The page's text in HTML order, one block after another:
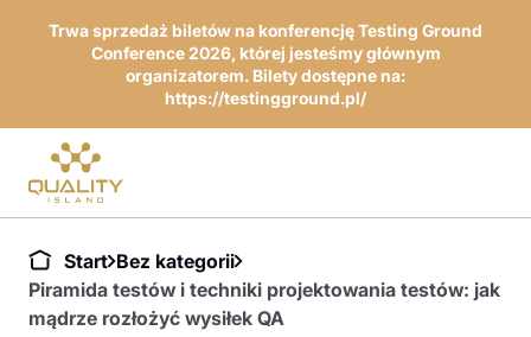
Trwa sprzedaż biletów na konferencję Testing Ground
Conference 2026, której jesteśmy głównym
organizatorem. Bilety dostępne na:
https://testingground.pl/
Start Bez kategorii
Piramida testów i techniki projektowania testów: jak
mądrze rozłożyć wysiłek QA